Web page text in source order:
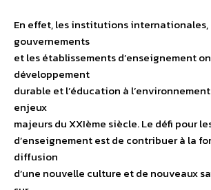
En effet, les institutions internationales,
gouvernements
et les établissements d’enseignement
développement
durable et l’éducation à
enjeux
majeurs du XXIème siècle. Le défi pour
d’enseignement est de contribuer à la
diffusion
d’une nouvelle culture et de nouveaux